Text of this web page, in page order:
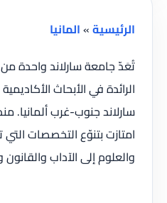
الرئيسية»المانيا
تُعَدّ جامعة سارلاند واحدة من
الرائدة في الأبحاث
امتازت بتنوّع التخصصات
والعلوم إلى الآداب